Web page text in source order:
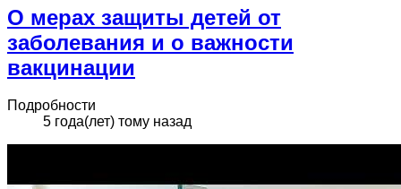
О мерах защиты детей от
заболевания и о важности
вакцинации
Подробности
5 года(лет) тому назад